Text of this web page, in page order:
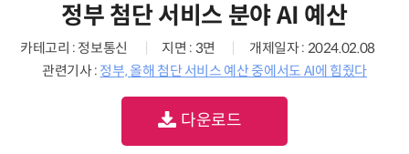
정부 첨단 서비스 분야 AI 예산
카테고리 : 정보통신 지면 : 3면
개제일자 : 2024.02.08
관련기사 : 정부, 올해 첨단 서비스 예산 중에서도 AI에 힘줬다
다운로드